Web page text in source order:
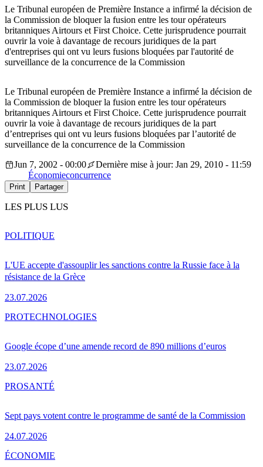
Le Tribunal européen de Première Instance a infirmé la décision de
la Commission de bloquer la fusion entre les tour opérateurs
britanniques Airtours et First Choice. Cette jurisprudence pourrait
ouvrir la voie à davantage de recours juridiques de la part
d'entreprises qui ont vu leurs fusions bloquées par l'autorité de
surveillance de la concurrence de la Commission
Le Tribunal européen de Première Instance a infirmé la décision de
la Commission de bloquer la fusion entre les tour opérateurs
britanniques Airtours et First Choice. Cette jurisprudence pourrait
ouvrir la voie à davantage de recours juridiques de la part
d’entreprises qui ont vu leurs fusions bloquées par l’autorité de
surveillance de la concurrence de la Commission
Jun 7, 2002 - 00:00
Dernière mise à jour: Jan 29, 2010 - 11:59
Économieconcurrence
Print Partager
LES PLUS LUS
L'UE accepte d'assouplir les sanctions contre la Russie face à la
résistance de la Grèce
23.07.2026
POLITIQUE
Google écope d’une amende record de 890 millions d’euros
23.07.2026
PROTECHNOLOGIES
Sept pays votent contre le programme de santé de la Commission
24.07.2026
PROSANTÉ
ÉCONOMIE